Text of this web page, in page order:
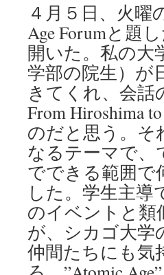
４月５日、火曜
Age Forumと題
開いた。私の大
学部の院生）が
きてくれ、会話
From Hiroshima
のだと思う。そ
なるテーマで、
でできる範囲で
した。学生主
のイベントと
が、シカゴ大学
仲間たちにも気